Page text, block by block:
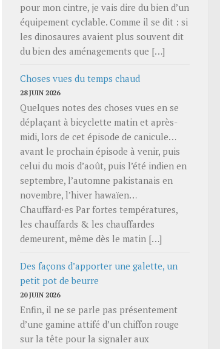
pour mon cintre, je vais dire du bien d’un
équipement cyclable. Comme il se dit : si
les dinosaures avaient plus souvent dit
du bien des aménagements que […]
Choses vues du temps chaud
28 JUIN 2026
Quelques notes des choses vues en se
déplaçant à bicyclette matin et après-
midi, lors de cet épisode de canicule…
avant le prochain épisode à venir, puis
celui du mois d’août, puis l’été indien en
septembre, l’automne pakistanais en
novembre, l’hiver hawaïen…
Chauffard⋅es Par fortes températures,
les chauffards & les chauffardes
demeurent, même dès le matin […]
Des façons d’apporter une galette, un
petit pot de beurre
20 JUIN 2026
Enfin, il ne se parle pas présentement
d’une gamine attifé d’un chiffon rouge
sur la tête pour la signaler aux